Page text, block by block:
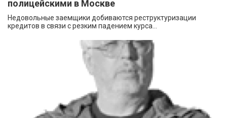
полицейскими в Москве
Недовольные заемщики добиваются реструктуризации
кредитов в связи с резким падением курса...